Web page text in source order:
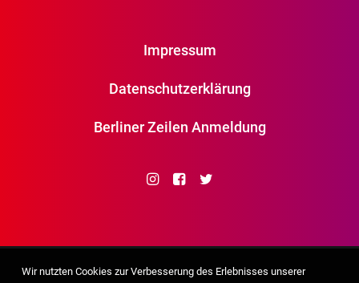
Impressum
Datenschutzerklärung
Berliner Zeilen Anmeldung
Wir nutzten Cookies zur Verbesserung des Erlebnisses unserer